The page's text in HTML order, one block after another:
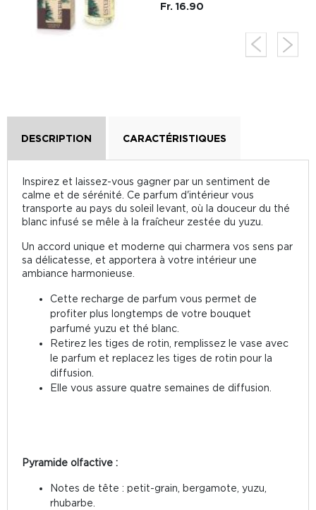
Fr. 16.90
DESCRIPTION CARACTÉRISTIQUES
Inspirez et laissez-vous gagner par un sentiment de
calme et de sérénité. Ce parfum d'intérieur vous
transporte au pays du soleil levant, où la douceur du thé
blanc infusé se mêle à la fraîcheur zestée du yuzu.
Un accord unique et moderne qui charmera vos sens par
sa délicatesse, et apportera à votre intérieur une
ambiance harmonieuse.
Cette recharge de parfum vous permet de
profiter plus longtemps de votre bouquet
parfumé yuzu et thé blanc.
Retirez les tiges de rotin, remplissez le vase avec
le parfum et replacez les tiges de rotin pour la
diffusion.
Elle vous assure quatre semaines de diffusion.
Pyramide olfactive :
Notes de tête : petit-grain, bergamote, yuzu,
rhubarbe.